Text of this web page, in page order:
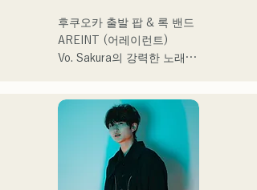
す。
アーティストの日本人父と
アメリカ人母から生まれた
후쿠오카 출발 팝 & 록 밴드
AREINT (어레이런트)
Vo. Sakura의 강력한 노래
SHO에 의해 만들어지는 악
곡은 캐치에서 어딘가 익숙
한 록 사운드가 특징이며 독
특한 AREINT 사운드를 만들
어 내고있다.